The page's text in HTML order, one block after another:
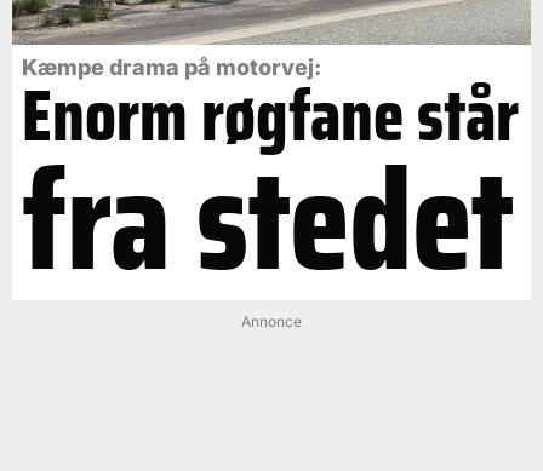
Kæmpe drama på motorvej:
Enorm røgfane står
fra stedet
Annonce